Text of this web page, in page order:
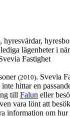
lägenheter i
Fastighet
(2010). Svevia
hittar en
till Falun eller
vara lönt att
information om